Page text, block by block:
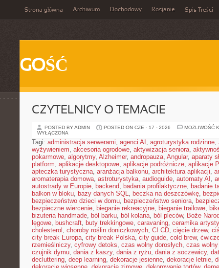
Strona główna Archiwum Dochodowy Rosjanie Spis Treści
GOŚĆ
CZYTELNICY O TEMACIE
POSTED BY ADMIN POSTED ON CZE - 17 - 2026
MOŻLIWOŚĆ
WYŁĄCZONA
Tagi: administracja serwerami, agenci AI , agroturystyka rodzinne,
wyżywieniem, akcesoria ogrodowe, aktywizacja seniora,
pokarmowe, algorytmy, Alzheimer, andropauza, Angular, aparaty
platform, aplikacje desktopowe, aplikacje podróżnicze, aplikacje
apteczka turystyczna, aranżacja balkonu, architektura aplikacji,
aromaterapia domowa, astroturystyka, audioguide, automaty AI ,
autostrady w Europie, backend, badania profilaktyczne, badanie
balkon w bloku, bazy danych SQL, beczka na deszczówkę,
bezpieczeństwo dzieci w domu, bezpieczeństwo seniora,
bezpieczne wiercenie, bieganie rekreacyjne, bieganie trailowe,
bizuteria handmade, ból barku, ból kolana, ból pleców, Boże
lęgowe, bushcraft, buty trekkingowe, caravaning, ceramika
cholesterol , choroby roślin doniczkowych, CI CD, cięcie drzew,
city break Europa, city break Polska, city guide, cold brew,
rzemieślniczy, cyfrowy detoks, czas wolny dorosłych, czas
czujnik dymu, dania z kaszy, dania z ryżu, dania z soczewicy,
decluttering, deep learning, dekoracje jesienne, dekoracje letnie,